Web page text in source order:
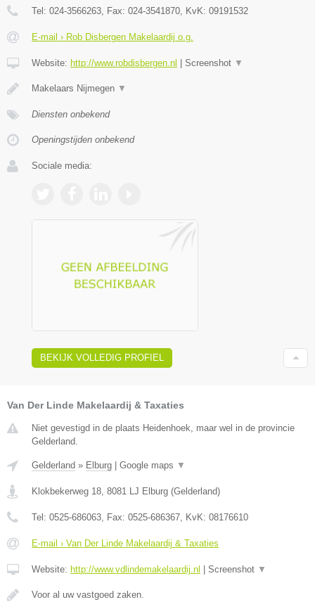
Tel: 024-3566263 , Fax: 024-3541870 , KvK: 09191532
E-mail › Rob Disbergen Makelaardij o.g.
Website: http://www.robdisbergen.nl Screenshot ▼
Makelaars Nijmegen ▼
Diensten onbekend
Openingstijden onbekend
Sociale media:
BEKIJK VOLLEDIG PROFIEL
Van Der Linde Makelaardij & Taxaties
Niet gevestigd in de plaats Heidenhoek, maar wel in de provincie
Gelderland.
Gelderland » Elburg | Google maps ▼
Klokbekerweg 18 8081 LJ Elburg (Gelderland)
Tel: 0525-686063 , Fax: 0525-686367 , KvK: 08176610
E-mail › Van Der Linde Makelaardij & Taxaties
Website: http://www.vdlindemakelaardij.nl | Screenshot ▼
Voor al uw vastgoed zaken.